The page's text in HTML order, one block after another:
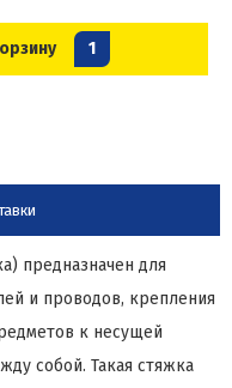
1
предназначен для
и проводов, крепления
к несущей
собой. Такая стяжка